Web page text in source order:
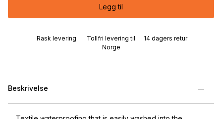
Legg til
Rask levering
Tollfri levering til
Norge
14 dagers retur
Beskrivelse